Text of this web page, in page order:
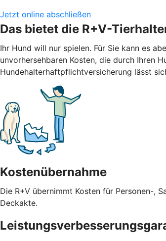
Jetzt online abschließen
Das bietet die R+V-
Ihr Hund will nur spielen. Für Sie kann es
unvorhersehbaren Kosten, die durch Ihren
Hundehalterhaftpflichtversicherung lässt
Kostenübernahme
Die R+V übernimmt Kosten für Personen-,
Deckakte.